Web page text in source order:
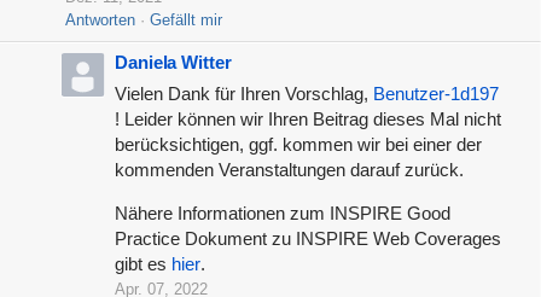
Antworten
Gefällt mir
Daniela Witter
Vielen Dank für Ihren Vorschlag, Benutzer-1d197
! Leider können wir Ihren Beitrag dieses Mal nicht
berücksichtigen, ggf. kommen wir bei einer der
kommenden Veranstaltungen darauf zurück.
Nähere Informationen zum INSPIRE Good
Practice Dokument zu INSPIRE Web Coverages
gibt es hier.
Apr. 07, 2022